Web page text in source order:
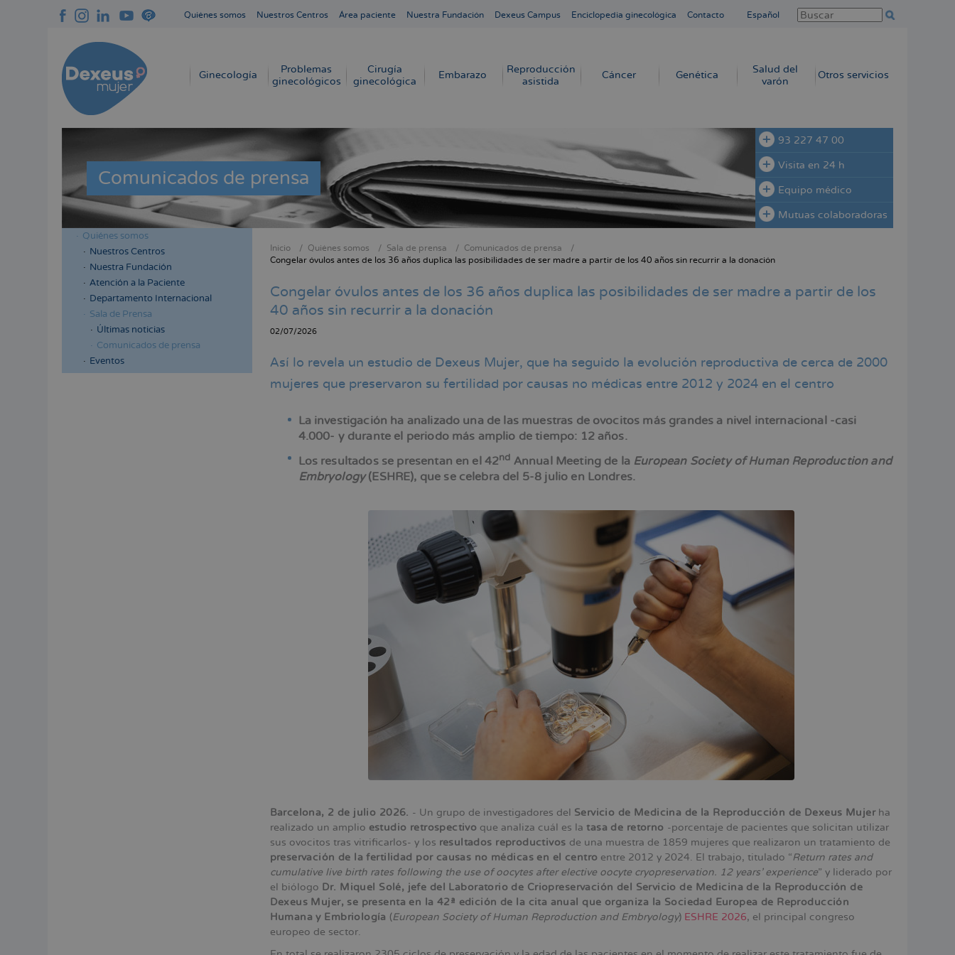
Quiénes somos Nuestros Centros Área paciente Nuestra Fundación Dexeus Campus Enciclopedia ginecológica Contacto Español
Navegación
Ginecología
Problemas
ginecológicos
Cirugía
ginecológica
Embarazo
Reproducción
asistida
Cáncer Genética
Salud del
varón
Otros servicios
Comunicados de prensa
93 227 47 00
Visita en 24 h
Equipo médico
Mutuas colaboradoras
Menú
lateral
cabecera
Quiénes somos
Nuestros Centros
Nuestra Fundación
Atención a la Paciente
Departamento Internacional
Sala de Prensa
Últimas noticias
Comunicados de prensa
Eventos
Sobrescribir
de
ayuda
a
navegación
Inicio Quiénes somos Sala de prensa
Comunicados de prensa
Congelar óvulos antes de los 36 años duplica las posibilidades de ser madre a partir de los 40 años sin recurrir a la donación
Congelar óvulos antes de los 36 años duplica las posibilidades de ser madre a partir de los
40 años sin recurrir a la donación
02/07/2026
Así lo revela un estudio de Dexeus Mujer, que ha seguido la evolución reproductiva de cerca de 2000
mujeres que preservaron su fertilidad por causas no médicas entre 2012 y 2024 en el centro
La investigación ha analizado una de las muestras de ovocitos más grandes a nivel internacional -casi
4.000- y durante el periodo más amplio de tiempo: 12 años.
Los resultados se presentan en el 42nd Annual Meeting de la European Society of Human Reproduction and
Embryology(ESHRE), que se celebra del 5-8 julio en Londres.
Barcelona, 2 de julio 2026. - Un grupo de investigadores del Servicio de Medicina de la Reproducción de Dexeus Mujerha
realizado un amplio estudio retrospectivo que analiza cuál es latasa de retorno -porcentaje de pacientes que solicitan utilizar
sus ovocitos tras vitrificarlos- y los resultados reproductivos de una muestra de 1859 mujeres que realizaron un tratamiento de
preservación de la fertilidad por causas no médicas en el centro entre 2012 y 2024. El trabajo, titulado “Return rates and
cumulative live birth rates following the use of oocytes after elective oocyte cryopreservation. 12 years’ experience” y liderado por
el biólogo Dr. Miquel Solé, jefe del Laboratorio de Criopreservación del Servicio de Medicina de la Reproducción de
Dexeus Mujer, se presenta en la 42ª edición de la cita anual que organiza la Sociedad Europea de Reproducción
Humana y Embriología (European Society of Human Reproduction and Embryology) ESHRE 2026, el principal congreso
europeo de sector.